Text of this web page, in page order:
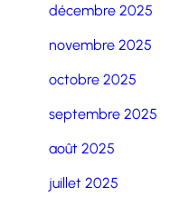
décembre 2025
novembre 2025
octobre 2025
septembre 2025
août 2025
juillet 2025